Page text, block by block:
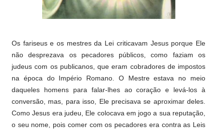
Os fariseus e os mestres da Lei criticavam Jesus porque Ele
não desprezava os pecadores públicos, como faziam os
judeus com os publicanos, que eram cobradores de impostos
na época do Império Romano. O Mestre estava no meio
daqueles homens para falar-lhes ao coração e levá-los à
conversão, mas, para isso, Ele precisava se aproximar deles.
Como Jesus era judeu, Ele colocava em jogo a sua reputação,
o seu nome, pois comer com os pecadores era contra as Leis